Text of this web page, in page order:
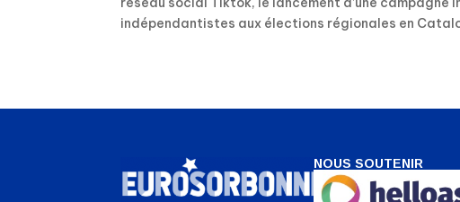
indépendantistes aux élections régionales en
NOUS SOUTENIR